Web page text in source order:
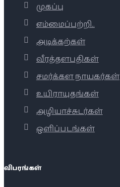
முகப்பு
எம்மைப்பற்றி..
அடிக்கற்கள்
வீரத்தளபதிகள்
சமர்க்கள நாயகர்கள்
உயிராயுதங்கள்
அழியாச்சுடர்கள்
ஒளிப்படங்கள்
விபரங்கள்